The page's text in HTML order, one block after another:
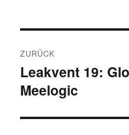
ZURÜCK
Vorheriger
Beitrag:
Leakvent 19:
Meelogic